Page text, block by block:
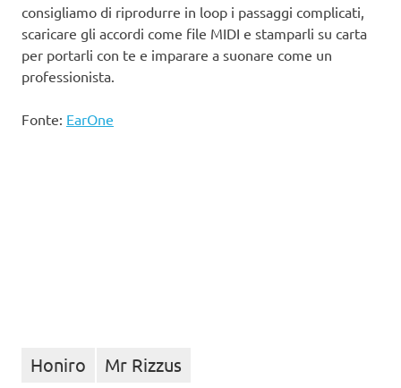
consigliamo di riprodurre in loop i passaggi complicati,
scaricare gli accordi come file MIDI e stamparli su carta
per portarli con te e imparare a suonare come un
professionista.
Fonte: EarOne
Honiro Mr Rizzus